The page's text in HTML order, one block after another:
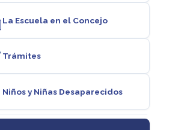
La Escuela en el Concejo
Trámites
Niños y Niñas Desaparecidos